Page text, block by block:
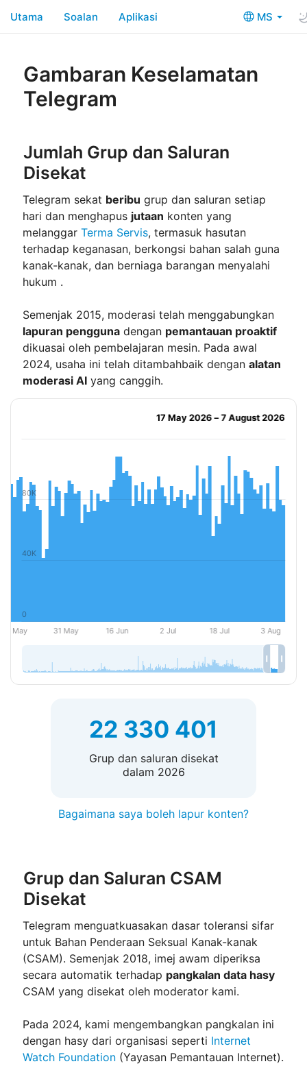
MS
Utama Soalan Aplikasi
Gambaran Keselamatan
Telegram
Jumlah Grup dan Saluran
Disekat
Telegram sekat beribu grup dan saluran setiap
hari dan menghapus jutaan konten yang
melanggar Terma Servis, termasuk hasutan
terhadap keganasan, berkongsi bahan salah guna
kanak-kanak, dan berniaga barangan menyalahi
hukum .
Semenjak 2015, moderasi telah menggabungkan
lapuran pengguna dengan pemantauan proaktif
dikuasai oleh pembelajaran mesin. Pada awal
2024, usaha ini telah ditambahbaik dengan alatan
moderasi AI yang canggih.
22 330 401
Grup dan saluran disekat
dalam 2026
Bagaimana saya boleh lapur konten?
Grup dan Saluran CSAM
Disekat
Telegram menguatkuasakan dasar toleransi sifar
untuk Bahan Penderaan Seksual Kanak-kanak
(CSAM). Semenjak 2018, imej awam diperiksa
secara automatik terhadap pangkalan data hasy
CSAM yang disekat oleh moderator kami.
Pada 2024, kami mengembangkan pangkalan ini
dengan hasy dari organisasi seperti Internet
Watch Foundation (Yayasan Pemantauan Internet).